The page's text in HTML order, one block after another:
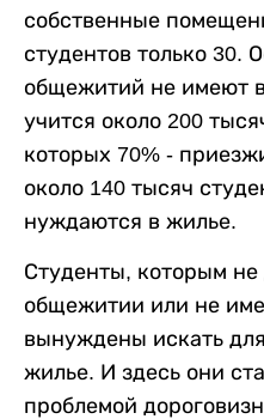
собственные
студентов только 30.
общежитий не имеют
учится около 200
которых 70% -
около 140 тысяч
нуждаются в жилье.
Студенты, которым не
общежитии или не
вынуждены искать
жилье. И здесь они
проблемой